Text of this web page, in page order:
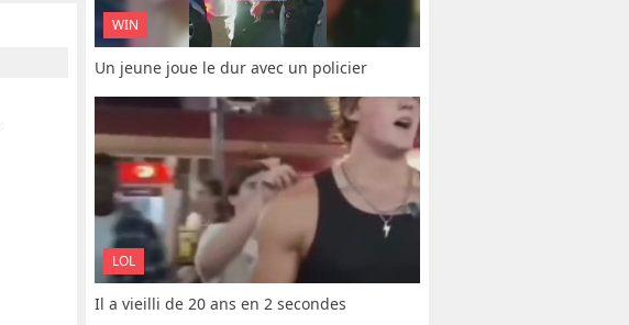
WIN
Un jeune joue le dur avec un policier
LOL
Il a vieilli de 20 ans en 2 secondes